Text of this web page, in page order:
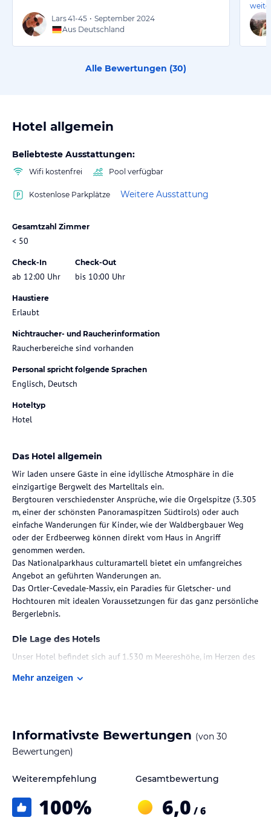
Lars41-45 • September 2024
Aus Deutschland
Alle Bewertungen (30)
Hotel allgemein
Beliebteste Ausstattungen:
Wifi kostenfrei Pool verfügbar
Kostenlose Parkplätze Weitere Ausstattung
Gesamtzahl Zimmer
< 50
Check-In
ab 12:00 Uhr
Check-Out
bis 10:00 Uhr
Haustiere
Erlaubt
Nichtraucher- und Raucherinformation
Raucherbereiche sind vorhanden
Personal spricht folgende Sprachen
Englisch, Deutsch
Hoteltyp
Hotel
Das Hotel allgemein
Wir laden unsere Gäste in eine idyllische Atmosphäre in die
einzigartige Bergwelt des Martelltals ein.
Bergtouren verschiedenster Ansprüche, wie die Orgelspitze (3.305
m, einer der schönsten Panoramaspitzen Südtirols) oder auch
einfache Wanderungen für Kinder, wie der Waldbergbauer Weg
oder der Erdbeerweg können direkt vom Haus in Angriff
genommen werden.
Das Nationalparkhaus culturamartell bietet ein umfangreiches
Angebot an geführten Wanderungen an.
Das Ortler-Cevedale-Massiv, ein Paradies für Gletscher- und
Hochtouren mit idealen Voraussetzungen für das ganz persönliche
Bergerlebnis.
Die Lage des Hotels
Unser Hotel befindet sich auf 1.530 m Meereshöhe, im Herzen des
Sorgfältigkeit, Holz und Plimastein. Alle Zimmer sind mit Balkon
oder Loge, Dusche, WC, Save und gemütlicher Sitzecke bzw. Coutch
Die weit über Südtirol hinaus bekannte Marteller Erdbeere ist nur
ein Teil des Lebensmittelbündnis Slow Food, Bio-Käse, Joghurt,
Mehr anzeigen
Informativste Bewertungen (von 30
Bewertungen)
Weiterempfehlung
100%
Gesamtbewertung
6,0 / 6